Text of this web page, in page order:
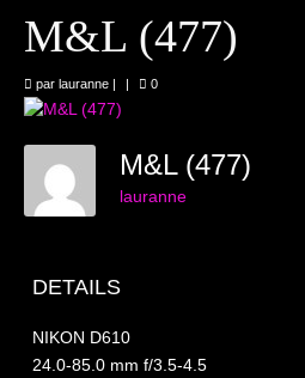
Mariages
Grossesses
Nouveaux-nés
Enfants
M&L (477)
par lauranne | | 0
M&L (477)
lauranne
DETAILS
NIKON D610
24.0-85.0 mm f/3.5-4.5